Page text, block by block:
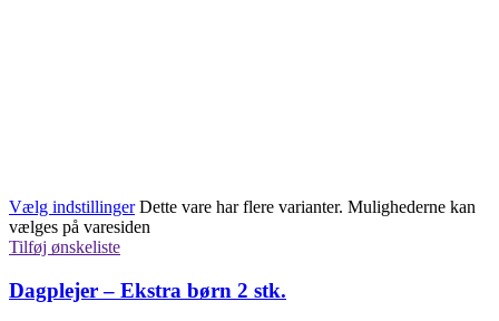
Vælg indstillinger Dette vare har flere varianter. Mulighederne kan
vælges på varesiden
Tilføj ønskeliste
Dagplejer – Ekstra børn 2 stk.